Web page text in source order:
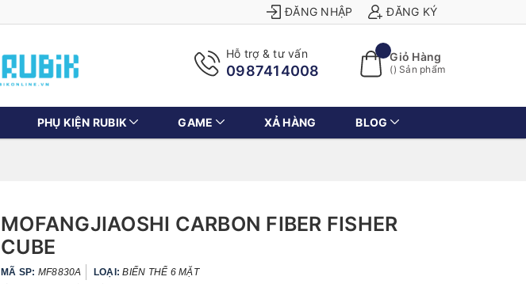
ĐĂNG NHẬP ĐĂNG KÝ
Hỗ trợ & tư vấn
0987414008
Giỏ Hàng
() Sản phẩm
PHỤ KIỆN RUBIK GAME XẢ HÀNG BLOG
MOFANGJIAOSHI CARBON FIBER FISHER
CUBE
MÃ SP: MF8830A LOẠI:BIẾN THỂ 6 MẶT